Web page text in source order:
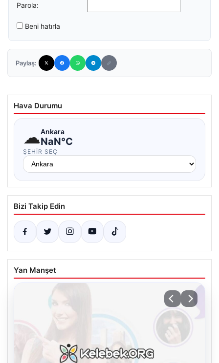
Parola:
Beni hatırla
Paylaş:
Hava Durumu
☁Ankara
NaN°C
ŞEHIR SEÇ
Bizi Takip Edin
Yan Manşet